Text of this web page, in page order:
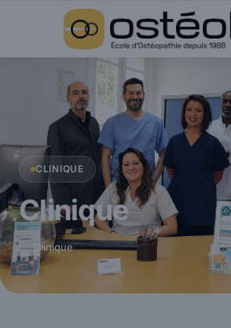
CLINIQUE
Clinique
›Clinique
Panneau de gestion des cookies